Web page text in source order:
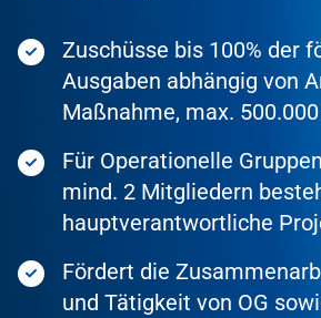
Zuschüsse bis 100% der
Ausgaben abhängig von
Maßnahme, max.
Für Operationelle
mind. 2 Mitgliedern
hauptverantwortliche
Fördert die
und Tätigkeit von OG